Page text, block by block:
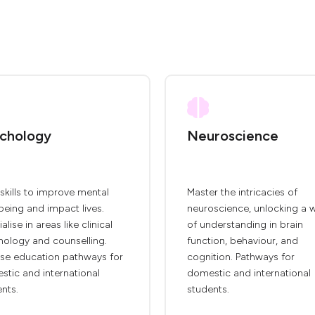
to improve mental
and impact lives.
in areas like clinical
and counselling.
education pathways for
and international
Neuroscience
Master the intricacies of
neuroscience, unlocking a
of understanding in brain
function, behaviour, and
cognition. Pathways for
domestic and international
students.